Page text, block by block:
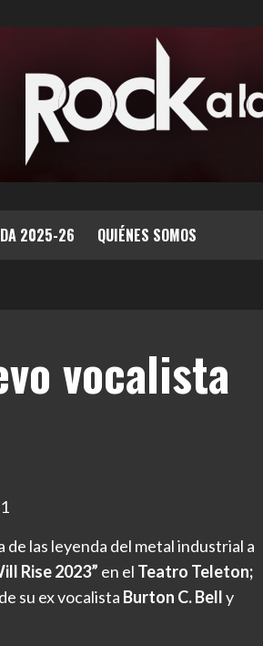
2025-26 QUIÉNES SOMOS
vocalista
las leyenda del metal industrial a
Rise 2023” en el Teatro Teleton;
su ex vocalista Burton C. Belly